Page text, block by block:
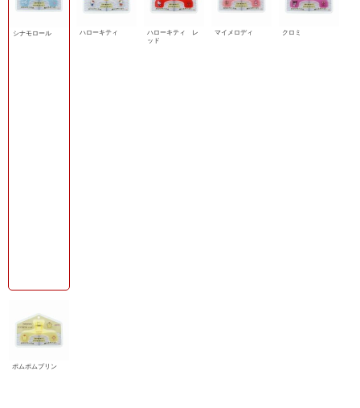
シナモロール ハローキティ
ハローキティ レ
ッド
マイメロディ クロミ
ポムポムプリン